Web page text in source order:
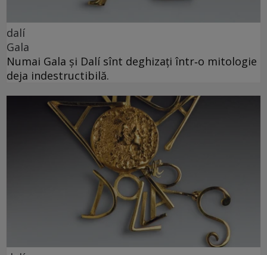
dalí
Gala
Numai Gala și Dalí sînt deghizați într‑o mitologie
deja indestructibilă.